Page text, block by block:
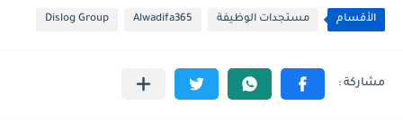
الأقسام مستجدات الوظيفة Alwadifa365
Dislog Group